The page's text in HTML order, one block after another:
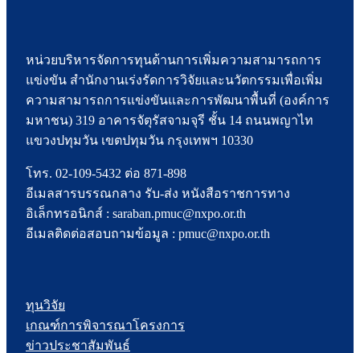
หน่วยบริหารจัดการทุนด้านการเพิ่มความสามารถการ
แข่งขัน สำนักงานเร่งรัดการวิจัยและนวัตกรรมเพื่อเพิ่ม
ความสามารถการแข่งขันและการพัฒนาพื้นที่ (องค์การ
มหาชน) 319 อาคารจัตุรัสจามจุรี ชั้น 14 ถนนพญาไท
แขวงปทุมวัน เขตปทุมวัน กรุงเทพฯ 10330
โทร. 02-109-5432 ต่อ 871-898
อีเมลสารบรรณกลาง รับ-ส่ง หนังสือราชการทาง
อิเล็กทรอนิกส์ : saraban.pmuc@nxpo.or.th
อีเมลติดต่อสอบถามข้อมูล : pmuc@nxpo.or.th
ทุนวิจัย
เกณฑ์การพิจารณาโครงการ
ข่าวประชาสัมพันธ์